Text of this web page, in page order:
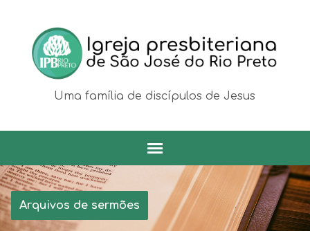
Uma família de discípulos de Jesus
Arquivos de sermões